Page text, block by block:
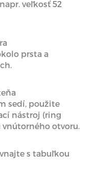
veľkosť 52
prsta a
sedí, použite
nástroj (ring
otvoru.
s tabuľkou